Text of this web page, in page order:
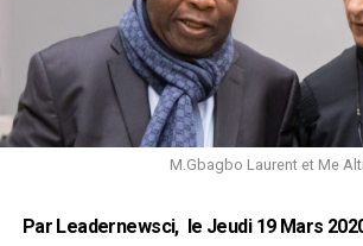
M.Gbagbo Laurent et Me
Par Leadernewsci, le Jeudi 19 Mars